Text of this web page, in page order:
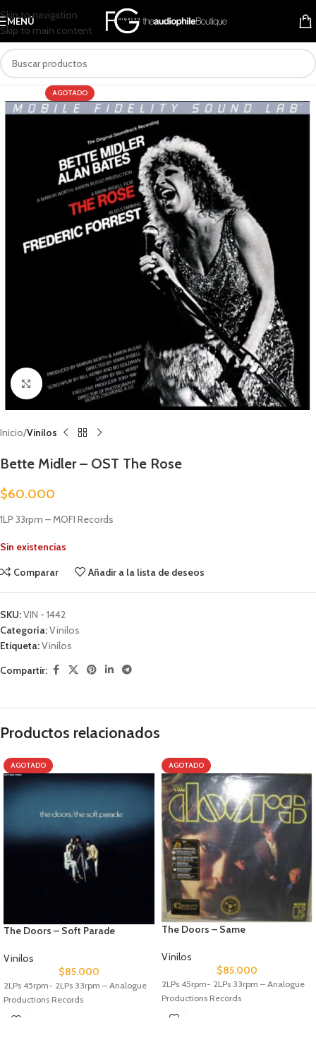
Skip to navigation
Skip to main content
MENÚ
AGOTADO
Clic para ampliar
Inicio Vinilos
Bette Midler – OST The Rose
$60.000
1LP 33rpm – MOFI Records
Sin existencias
Comparar
Añadir a la lista de deseos
SKU:VIN - 1442
Categoría:Vinilos
Etiqueta:Vinilos
Compartir:
Productos relacionados
AGOTADO
The Doors – Soft Parade
Vinilos
$85.000
2LPs 45rpm- 2LPs 33rpm – Analogue
Productions Records
AGOTADO
The Doors – Same
Vinilos
$85.000
2LPs 45rpm- 2LPs 33rpm – Analogue
Productions Records